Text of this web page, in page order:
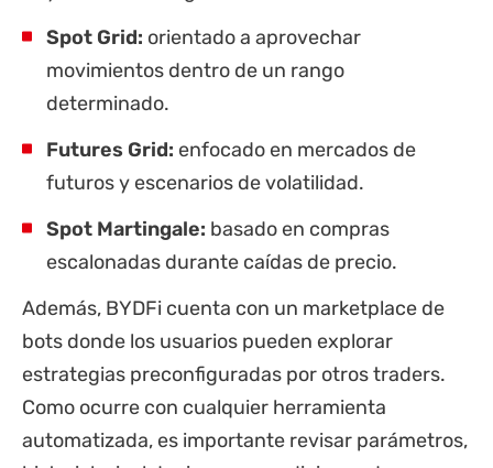
Spot Grid: orientado a aprovechar
movimientos dentro de un rango
determinado.
Futures Grid: enfocado en mercados de
futuros y escenarios de volatilidad.
Spot Martingale: basado en compras
escalonadas durante caídas de precio.
Además, BYDFi cuenta con un marketplace de
bots donde los usuarios pueden explorar
estrategias preconfiguradas por otros traders.
Como ocurre con cualquier herramienta
automatizada, es importante revisar parámetros,